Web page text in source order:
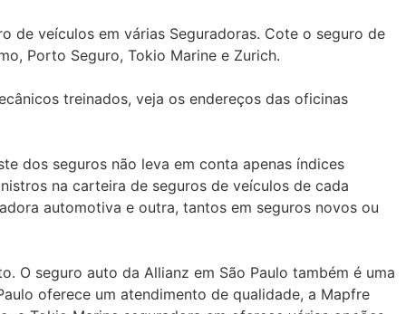
de veículos em várias Seguradoras. Cote o seguro de
Porto Seguro, Tokio Marine e Zurich.
treinados, veja os endereços das oficinas
dos seguros não leva em conta apenas índices
na carteira de seguros de veículos de cada
automotiva e outra, tantos em seguros novos ou
O seguro auto da Allianz em São Paulo também é uma
oferece um atendimento de qualidade, a Mapfre